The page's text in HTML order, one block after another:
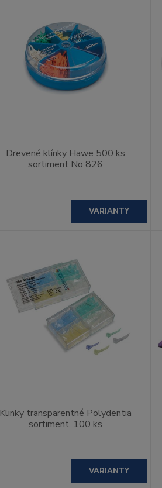
Drevené klínky Hawe 500 ks
sortiment No 826
VARIANTY
Klinky transparentné Polydentia
sortiment, 100 ks
VARIANTY